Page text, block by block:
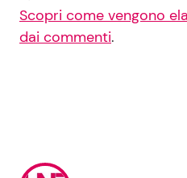
Scopri come vengono
dai commenti.